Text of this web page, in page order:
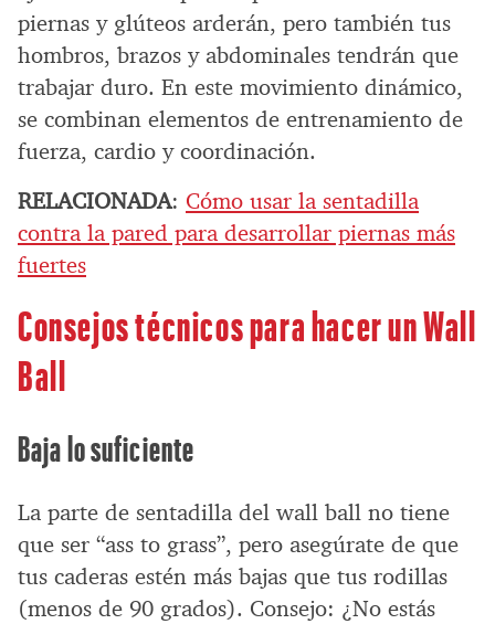
piernas y glúteos arderán, pero también tus
hombros, brazos y abdominales tendrán que
trabajar duro. En este movimiento dinámico,
se combinan elementos de entrenamiento de
fuerza, cardio y coordinación.
RELACIONADA: Cómo usar la sentadilla
contra la pared para desarrollar piernas más
fuertes
Consejos técnicos para hacer un Wall
Ball
Baja lo suficiente
La parte de sentadilla del wall ball no tiene
que ser “ass to grass”, pero asegúrate de que
tus caderas estén más bajas que tus rodillas
(menos de 90 grados). Consejo: ¿No estás